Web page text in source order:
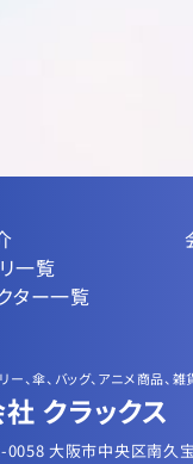
一覧
ター一覧
ー、傘、バッグ、アニメ商品、
クラックス
0058 大阪市中央区南久